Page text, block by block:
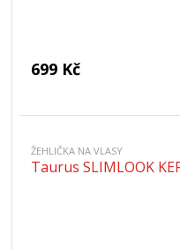
699 Kč
ŽEHLIČKA NA VLASY
Taurus SLIMLOOK